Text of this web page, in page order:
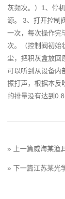
灰频次。）1、停
源。 3、打开控制
一次，每次操作完
次。（控制阀初始
尘，把积灰盒放回
可以听到从设备内
振打声，根据本反
的排量没有达到
» 上一篇威海某渔
» 下一篇江苏某光